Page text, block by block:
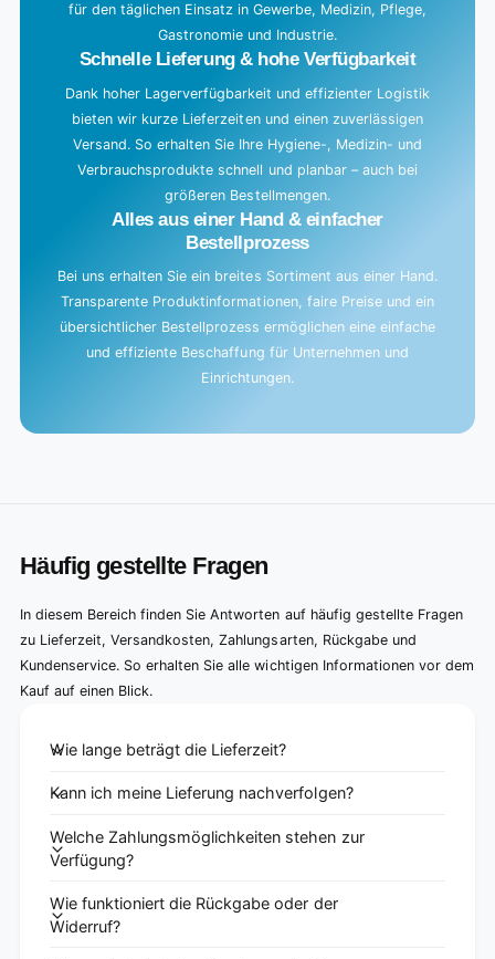
für den täglichen Einsatz in Gewerbe, Medizin, Pflege,
Gastronomie und Industrie.
Schnelle Lieferung & hohe Verfügbarkeit
Dank hoher Lagerverfügbarkeit und effizienter Logistik
bieten wir kurze Lieferzeiten und einen zuverlässigen
Versand. So erhalten Sie Ihre Hygiene-, Medizin- und
Verbrauchsprodukte schnell und planbar – auch bei
größeren Bestellmengen.
Alles aus einer Hand & einfacher
Bestellprozess
Bei uns erhalten Sie ein breites Sortiment aus einer Hand.
Transparente Produktinformationen, faire Preise und ein
übersichtlicher Bestellprozess ermöglichen eine einfache
und effiziente Beschaffung für Unternehmen und
Einrichtungen.
Häufig gestellte Fragen
In diesem Bereich finden Sie Antworten auf häufig gestellte Fragen
zu Lieferzeit, Versandkosten, Zahlungsarten, Rückgabe und
Kundenservice. So erhalten Sie alle wichtigen Informationen vor dem
Kauf auf einen Blick.
Wie lange beträgt die Lieferzeit?
Kann ich meine Lieferung nachverfolgen?
Welche Zahlungsmöglichkeiten stehen zur
Verfügung?
Wie funktioniert die Rückgabe oder der
Widerruf?